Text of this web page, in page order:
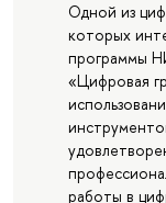
Одной из
которых
программы
«Цифровая
работы в